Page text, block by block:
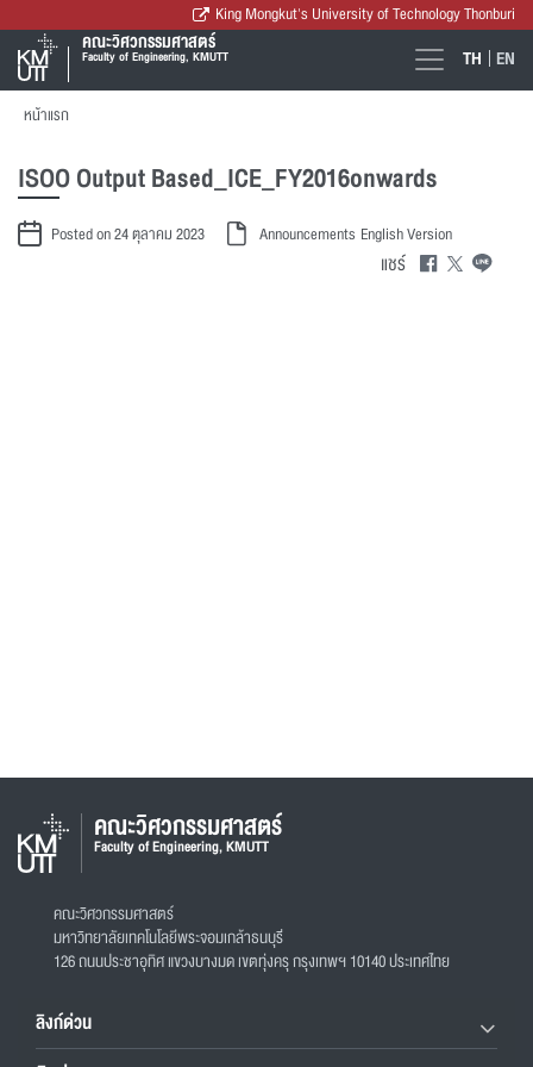
King Mongkut's University of Technology Thonburi
คณะวิศวกรรมศาสตร์
Faculty of Engineering, KMUTT TH EN
หน้าแรก
ISOO Output Based_ICE_FY2016onwards
Posted on 24 ตุลาคม 2023 Announcements English Version
แชร์
คณะวิศวกรรมศาสตร์
Faculty of Engineering, KMUTT
คณะวิศวกรรมศาสตร์
มหาวิทยาลัยเทคโนโลยีพระจอมเกล้าธนบุรี
126 ถนนประชาอุทิศ แขวงบางมด เขตทุ่งครุ กรุงเทพฯ 10140 ประเทศไทย
ลิงก์ด่วน